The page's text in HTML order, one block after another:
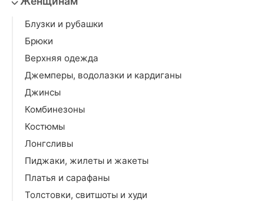
Блузки и рубашки
Брюки
Верхняя одежда
Джемперы, водолазки и кардиганы
Джинсы
Комбинезоны
Костюмы
Лонгсливы
Пиджаки, жилеты и жакеты
Платья и сарафаны
Толстовки, свитшоты и худи